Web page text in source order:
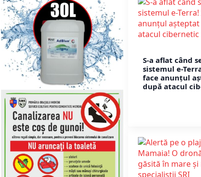
S-a aflat când
sistemul e-
face anunțul
după atacul